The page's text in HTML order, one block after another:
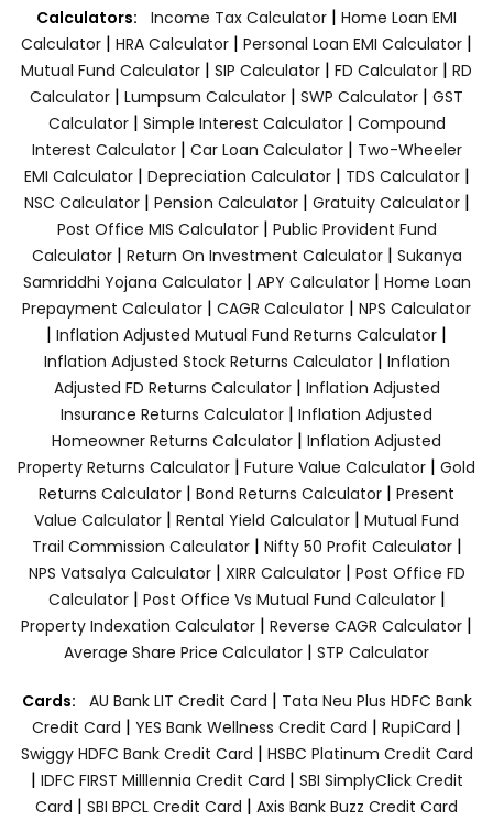
Calculators: Income Tax Calculator | Home Loan EMI
Calculator | HRA Calculator | Personal Loan EMI Calculator |
Mutual Fund Calculator | SIP Calculator | FD Calculator | RD
Calculator | Lumpsum Calculator | SWP Calculator | GST
Calculator| Simple Interest Calculator| Compound
Interest Calculator| Car Loan Calculator| Two-Wheeler
EMI Calculator| Depreciation Calculator| TDS Calculator|
NSC Calculator| Pension Calculator| Gratuity Calculator|
Post Office MIS Calculator| Public Provident Fund
Calculator| Return On Investment Calculator| Sukanya
Samriddhi Yojana Calculator| APY Calculator| Home Loan
Prepayment Calculator | CAGR Calculator | NPS Calculator
| Inflation Adjusted Mutual Fund Returns Calculator |
Inflation Adjusted Stock Returns Calculator| Inflation
Adjusted FD Returns Calculator| Inflation Adjusted
Insurance Returns Calculator | Inflation Adjusted
Homeowner Returns Calculator | Inflation Adjusted
Property Returns Calculator | Future Value Calculator | Gold
Returns Calculator | Bond Returns Calculator | Present
Value Calculator | Rental Yield Calculator | Mutual Fund
Trail Commission Calculator| Nifty 50 Profit Calculator|
NPS Vatsalya Calculator| XIRR Calculator| Post Office FD
Calculator| Post Office Vs Mutual Fund Calculator|
Property Indexation Calculator | Reverse CAGR Calculator |
Average Share Price Calculator | STP Calculator
Cards: AU Bank LIT Credit Card | Tata Neu Plus HDFC Bank
Credit Card | YES Bank Wellness Credit Card | RupiCard |
Swiggy HDFC Bank Credit Card | HSBC Platinum Credit Card
| IDFC FIRST Milllennia Credit Card | SBI SimplyClick Credit
Card | SBI BPCL Credit Card | Axis Bank Buzz Credit Card